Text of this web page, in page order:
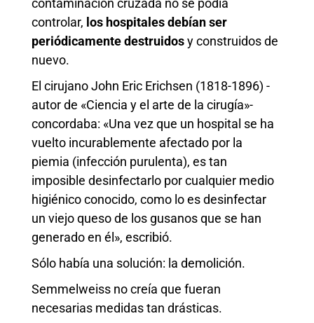
contaminación cruzada no se podía
controlar, los hospitalesdebíanser
periódicamente destruidosy construidos de
nuevo.
El cirujano John Eric Erichsen (1818-1896) -
autor de «Ciencia y el arte de la cirugía»-
concordaba: «Una vez que un hospital se ha
vuelto incurablemente afectado por la
piemia (infección purulenta), es tan
imposible desinfectarlo por cualquier medio
higiénico conocido, como lo es desinfectar
un viejo queso de los gusanos que se han
generado en él», escribió.
Sólo había una solución: la demolición.
Semmelweiss no creía que fueran
necesarias medidas tan drásticas.